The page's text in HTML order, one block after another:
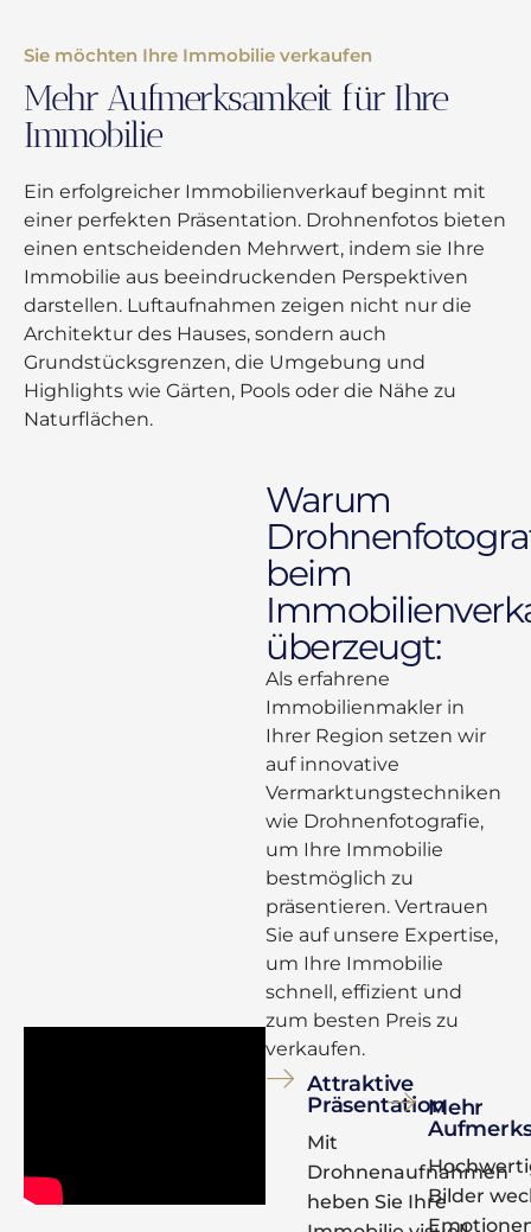
Sie möchten Ihre Immobilie verkaufen
Mehr Aufmerksamkeit für Ihre
Immobilie
Ein erfolgreicher Immobilienverkauf beginnt mit
einer perfekten Präsentation. Drohnenfotos bieten
einen entscheidenden Mehrwert, indem sie Ihre
Immobilie aus beeindruckenden Perspektiven
darstellen. Luftaufnahmen zeigen nicht nur die
Architektur des Hauses, sondern auch
Grundstücksgrenzen, die Umgebung und
Highlights wie Gärten, Pools oder die Nähe zu
Naturflächen.
Warum
beim
überzeugt:
Als erfahrene
Immobilienmakler in
Ihrer Region setzen wir
auf innovative
Vermarktungstechniken
wie Drohnenfotografie,
um Ihre Immobilie
bestmöglich zu
präsentieren. Vertrauen
Sie auf unsere Expertise,
um Ihre Immobilie
schnell, effizient und
zum besten Preis zu
verkaufen.
Attraktive
Präsentation
Mit
Drohnenaufnahmen
heben Sie Ihre
Mehr
Bilder